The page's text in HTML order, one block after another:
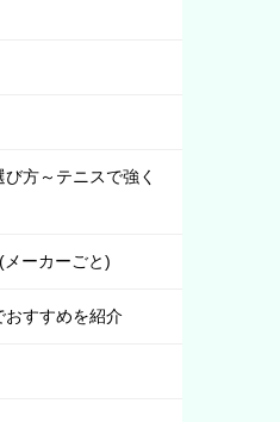
方～テニスで強く
メーカーごと)
おすすめを紹介